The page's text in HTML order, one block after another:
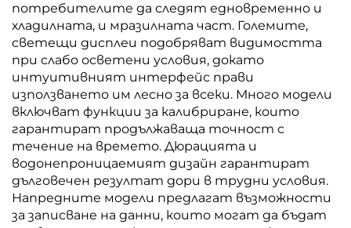
потребителите да следят едновременно и
хладилната, и мразилната част. Големите,
светещи дисплеи подобряват видимостта
при слабо осветени условия, докато
интуитивният интерфейс прави
използването им лесно за всеки. Много модели
включват функции за калибриране, които
гарантират продължаваща точност с
течение на времето. Дюрацията и
водонепроницаемият дизайн гарантират
дълговечен резултат дори в трудни условия.
Напредните модели предлагат възможности
за записване на данни, които могат да бъдат